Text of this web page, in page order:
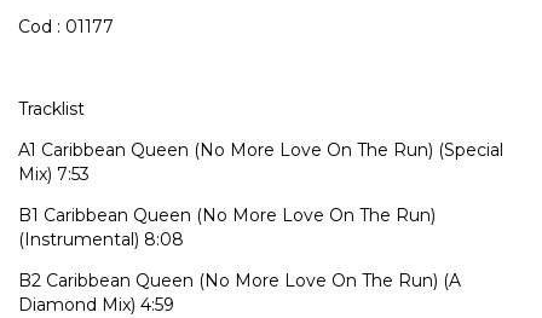
Cod : 01177
Tracklist
A1 Caribbean Queen (No More Love On The Run) (Special
Mix) 7:53
B1 Caribbean Queen (No More Love On The Run)
(Instrumental) 8:08
B2 Caribbean Queen (No More Love On The Run) (A
Diamond Mix) 4:59